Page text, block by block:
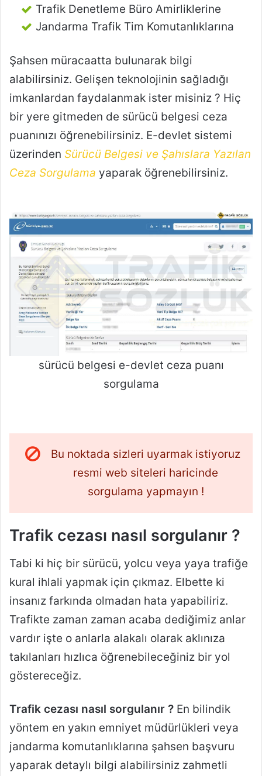
Trafik Denetleme Büro Amirliklerine
Jandarma Trafik Tim Komutanlıklarına
Şahsen müracaatta bulunarak bilgi
alabilirsiniz. Gelişen teknolojinin sağladığı
imkanlardan faydalanmak ister misiniz ? Hiç
bir yere gitmeden de sürücü belgesi ceza
puanınızı öğrenebilirsiniz. E-devlet sistemi
üzerinden Sürücü Belgesi ve Şahıslara Yazılan
Ceza Sorgulama yaparak öğrenebilirsiniz.
sürücü belgesi e-devlet ceza puanı
sorgulama
Bu noktada sizleri uyarmak istiyoruz
resmi web siteleri haricinde
sorgulama yapmayın !
Trafik cezası nasıl sorgulanır ?
Tabi ki hiç bir sürücü, yolcu veya yaya trafiğe
kural ihlali yapmak için çıkmaz. Elbette ki
insanız farkında olmadan hata yapabiliriz.
Trafikte zaman zaman acaba dediğimiz anlar
vardır işte o anlarla alakalı olarak aklınıza
takılanları hızlıca öğrenebileceğiniz bir yol
göstereceğiz.
Trafik cezası nasıl sorgulanır ? En bilindik
yöntem en yakın emniyet müdürlükleri veya
jandarma komutanlıklarına şahsen başvuru
yaparak detaylı bilgi alabilirsiniz zahmetli